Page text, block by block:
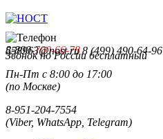
8-800-700-66-78
Звонок по России бесплатный
558963@nost.ru 8 (499) 490-64-96
Пн-Пт с 8:00 до 17:00
(по Москве)
8-951-204-7554
(Viber, WhatsApp, Telegram)